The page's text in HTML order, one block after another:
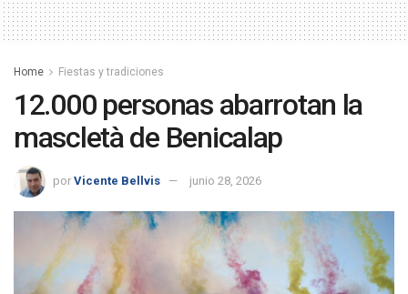
Home Fiestas y tradiciones
12.000 personas abarrotan la
mascletà de Benicalap
por Vicente Bellvis junio 28, 2026